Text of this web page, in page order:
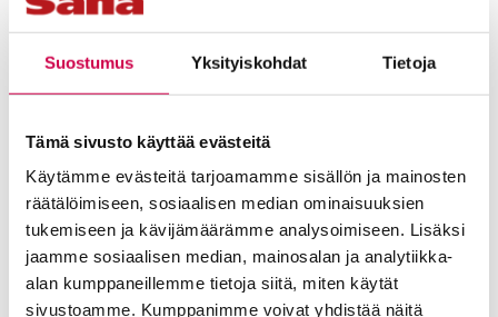
Suostumus Yksityiskohdat Tietoja
Tämä sivusto käyttää evästeitä
Käytämme evästeitä tarjoamamme sisällön ja mainosten
räätälöimiseen, sosiaalisen median ominaisuuksien
tukemiseen ja kävijämäärämme analysoimiseen. Lisäksi
jaamme sosiaalisen median, mainosalan ja analytiikka-
alan kumppaneillemme tietoja siitä, miten käytät
sivustoamme. Kumppanimme voivat yhdistää näitä
Sana-lehti + Digi 33 € /
3 kk
kannettuna. Kestotilauksen
ensimmäinen 3 kk erä
tarjoushintaan 33 €, seuraavat
3 kk 38 €.
Tilaus sisältää painetun
lehden lisäksi Sanan-median